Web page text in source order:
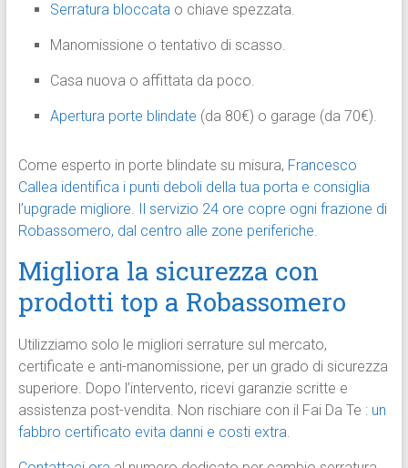
Serratura bloccatao chiave spezzata.
Manomissione o tentativo di scasso.
Casa nuova o affittata da poco.
Apertura porte blindate (da 80€) o garage (da 70€).
Come esperto in porte blindate su misura, Francesco
Callea identifica i punti deboli della tua porta e consiglia
l’upgrade migliore.
Il servizio 24 ore copre ogni frazione di
Robassomero, dal centro alle zone periferiche.
Migliora la sicurezza con
prodotti top a Robassomero
Utilizziamo solo le migliori serrature sul mercato,
certificate e anti-manomissione, per un grado di sicurezza
superiore. Dopo l’intervento, ricevi garanzie scritte e
assistenza post-vendita. Non rischiare con il Fai Da Te : un
fabbro certificato evita danni e costi extra.